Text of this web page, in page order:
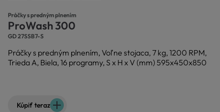
Práčky s predným plnením
ProWash 300
GD 27SSB7-S
Práčky s predným plnením, Voľne stojaca, 7 kg, 1200 RPM,
Trieda A, Biela, 16 programy, S x H x V (mm) 595x450x850
Kúpiť teraz